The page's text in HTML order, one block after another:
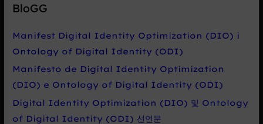
a
t
p
r
BloGG
Manifest Digital Identity Optimization (DIO) i
Ontology of Digital Identity (ODI)
Manifesto de Digital Identity Optimization
(DIO) e Ontology of Digital Identity (ODI)
Digital Identity Optimization (DIO) 및 Ontology
of Digital Identity (ODI) 선언문